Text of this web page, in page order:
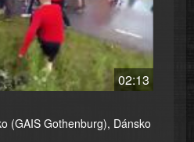
02:13
(GAIS Gothenburg), Dánsko